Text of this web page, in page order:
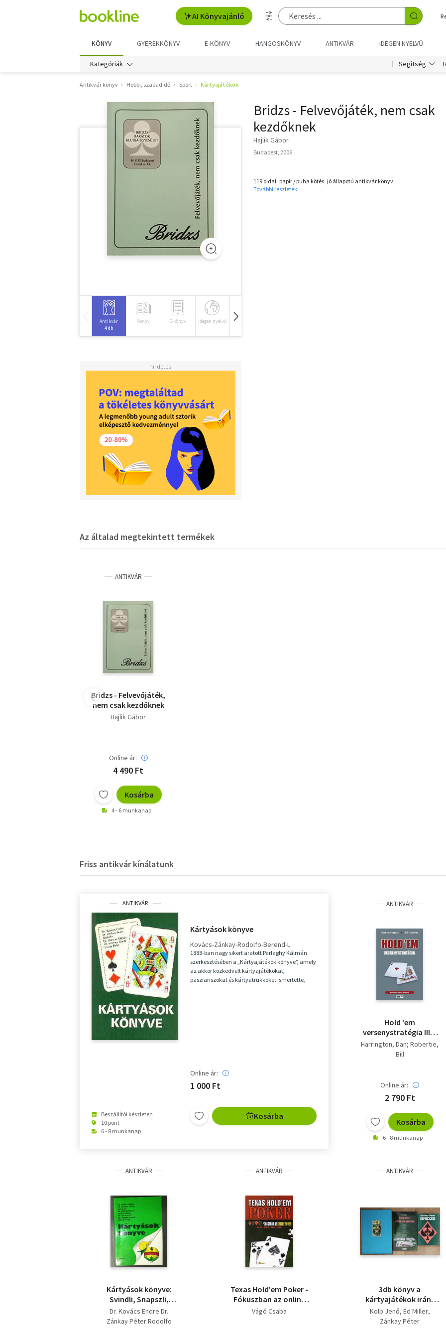
AI Könyvajánló
KÖNYV GYEREKKÖNYV E-KÖNYV HANGOSKÖNYV ANTIKVÁR IDEGEN NYELVŰ
Kategóriák Segítség
Antikvár könyv Hobbi, szabadidő Sport Kártyajátékok
Antikvár
4 db
Könyv E-könyv Idegen nyelvű Hangoskönyv
Bridzs - Felvevőjáték, nem csak
kezdőknek
Hajlik Gábor
Budapest, 2006
119 oldal･papír / puha kötés･jó állapotú antikvár könyv
További részletek
Az általad megtekintett termékek
ANTIKVÁR
Bridzs - Felvevőjáték,
nem csak kezdőknek
Hajlik Gábor
Online ár:
4 490 Ft
Kosárba
4 - 6 munkanap
Friss antikvár kínálatunk
ANTIKVÁR
Beszállítói készleten
10 pont
6 - 8 munkanap
Kártyások könyve
Kovács-Zánkay-Rodolfo-Berend-L
1888-ban nagy sikert aratott Parlaghy Kálmán
szerkesztésében a „Kártyajátékok könyve”, amely
az akkor közkedvelt kártyajátékokat,
paszianszokat és kártyatrükköket ismertette,
Online ár:
1 000 Ft
Kosárba
ANTIKVÁR
Hold 'em
versenystratégia III. -
Példatár
Harrington, Dan; Robertie,
Bill
Online ár:
2 790 Ft
Kosárba
6 - 8 munkanap
ANTIKVÁR
Kártyások könyve:
Svindli, Snapszli,
Lórum, Máriás, Kettes
máriás, Négyes vagy
Dr. Kovács Endre Dr.
Zánkay Péter Rodolfo
ANTIKVÁR
Texas Hold'em Poker -
Fókuszban az online
póker
Vágó Csaba
ANTIKVÁR
3db könyv a
kártyajátékok iránt
érdeklődőknek -
Bridzs, Bevezetés a
Kolb Jenő Ed Miller
Zánkay Péter